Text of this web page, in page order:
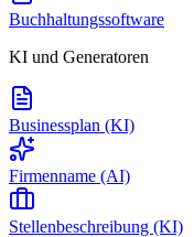
Buchhaltungssoftware
KI und Generatoren
Businessplan (KI)
Firmenname (AI)
Stellenbeschreibung (KI)